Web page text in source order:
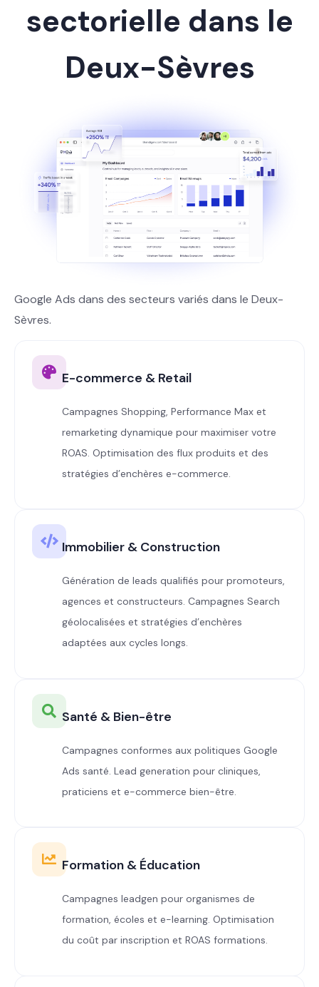
sectorielle dans le
Deux-Sèvres
Google Ads dans des secteurs variés dans le Deux-
Sèvres.
E-commerce & Retail
Campagnes Shopping, Performance Max et
remarketing dynamique pour maximiser votre
ROAS. Optimisation des flux produits et des
stratégies d’enchères e-commerce.
Immobilier & Construction
Génération de leads qualifiés pour promoteurs,
agences et constructeurs. Campagnes Search
géolocalisées et stratégies d’enchères
adaptées aux cycles longs.
Santé & Bien-être
Campagnes conformes aux politiques Google
Ads santé. Lead generation pour cliniques,
praticiens et e-commerce bien-être.
Formation & Éducation
Campagnes leadgen pour organismes de
formation, écoles et e-learning. Optimisation
du coût par inscription et ROAS formations.